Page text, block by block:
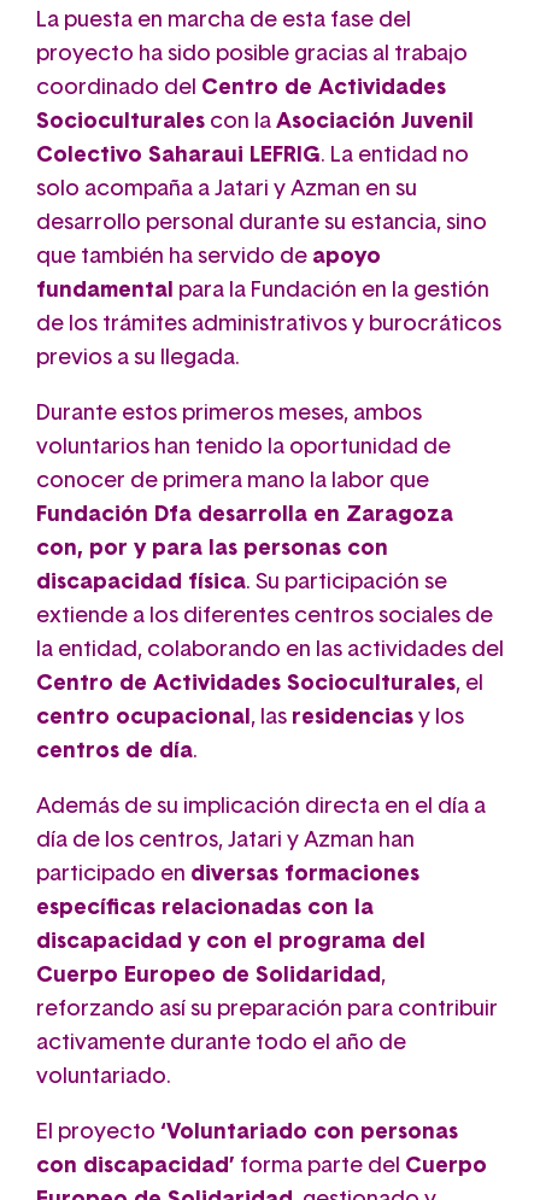
La puesta en marcha de esta fase del
proyecto ha sido posible gracias al trabajo
coordinado del Centro de Actividades
Socioculturales con la Asociación Juvenil
Colectivo Saharaui LEFRIG. La entidad no
solo acompaña a Jatari y Azman en su
desarrollo personal durante su estancia, sino
que también ha servido de apoyo
fundamental para la Fundación en la gestión
de los trámites administrativos y burocráticos
previos a su llegada.
Durante estos primeros meses, ambos
voluntarios han tenido la oportunidad de
conocer de primera mano la labor que
Fundación Dfa desarrolla en Zaragoza
con, por y para las personas con
discapacidad física. Su participación se
extiende a los diferentes centros sociales de
la entidad, colaborando en las actividades del
Centro de Actividades Socioculturales, el
centro ocupacional , las residencias y los
centros de día.
Además de su implicación directa en el día a
día de los centros, Jatari y Azman han
participado en diversas formaciones
específicas relacionadas con la
discapacidad y con el programa del
Cuerpo Europeo de Solidaridad ,
reforzando así su preparación para contribuir
activamente durante todo el año de
voluntariado.
El proyecto ‘Voluntariado con personas
con discapacidad’ forma parte del Cuerpo